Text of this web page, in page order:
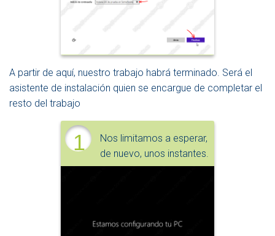
A partir de aquí, nuestro trabajo habrá terminado. Será el
asistente de instalación quien se encargue de completar el
resto del trabajo
1
Nos limitamos a esperar,
de nuevo, unos instantes.